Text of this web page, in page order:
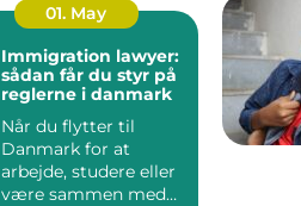
01. May
Immigration lawyer:
sådan får du styr på
reglerne i danmark
Når du flytter til
Danmark for at
arbejde, studere eller
være sammen med